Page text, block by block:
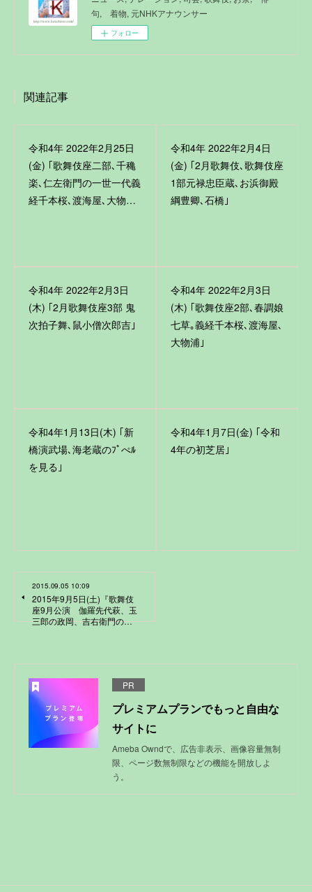
句, 着物, 元NHKアナウンサー
フォロー
関連記事
令和4年 2022年2月25日
(金) ｢歌舞伎座二部､千穐
楽､仁左衛門の一世一代義
経千本桜､渡海屋､大物…
令和4年 2022年2月4日
(金) ｢2月歌舞伎､歌舞伎座
1部元禄忠臣蔵､お浜御殿
綱豊卿､石橋｣
令和4年 2022年2月3日
(木) ｢2月歌舞伎座3部 鬼
次拍子舞､鼠小僧次郎吉｣
令和4年 2022年2月3日
(木) ｢歌舞伎座2部､春調娘
七草｡義経千本桜､渡海屋､
大物浦｣
令和4年1月13日(木) ｢新
橋演武場､海老蔵のﾌﾟぺﾙ
を見る｣
令和4年1月7日(金) ｢令和
4年の初芝居｣
2015.09.05 10:09
2015年9月5日(土)『歌舞伎
座9月公演 伽羅先代萩、玉
三郎の政岡、吉右衛門の…
PR
プレミアムプランでもっと自由な
サイトに
Ameba Owndで、広告非表示、画像容量無制
限、ページ数無制限などの機能を開放しよ
う。